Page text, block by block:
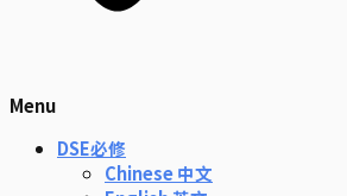
Menu
DSE必修
Chinese 中文